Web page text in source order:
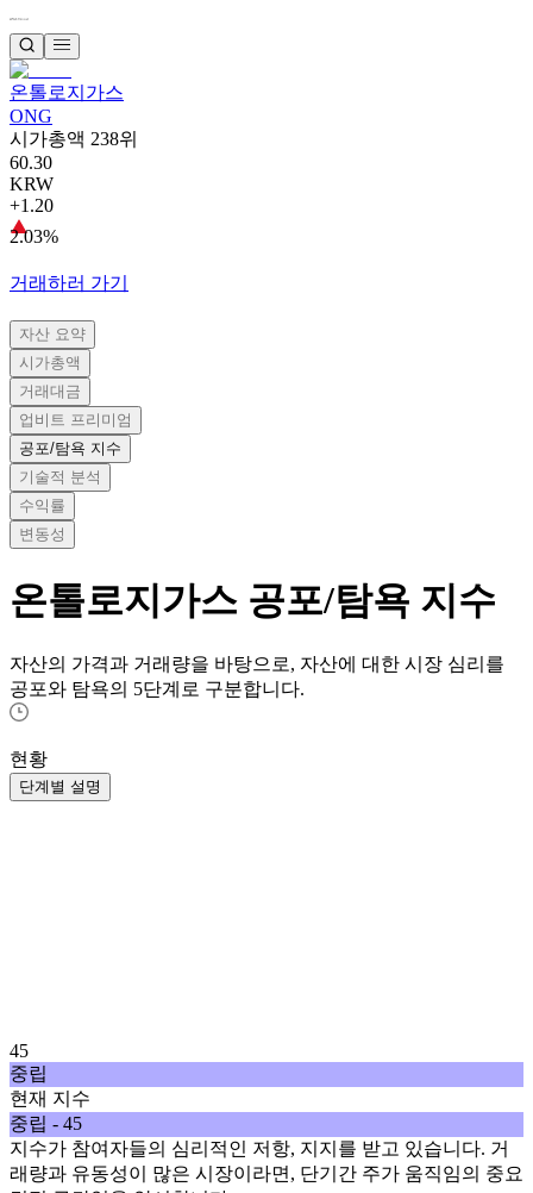
온톨로지가스
ONG
시가총액 238위
60.30
KRW
+1.20
2.03%
거래하러 가기
자산 요약
시가총액
거래대금
업비트 프리미엄
공포/탐욕 지수
기술적 분석
수익률
변동성
온톨로지가스 공포/탐욕 지수
자산의 가격과 거래량을 바탕으로, 자산에 대한 시장 심리를
공포와 탐욕의 5단계로 구분합니다.
현황
단계별 설명
45
중립
현재 지수
중립 - 45
지수가 참여자들의 심리적인 저항, 지지를 받고 있습니다. 거
래량과 유동성이 많은 시장이라면, 단기간 주가 움직임의 중요